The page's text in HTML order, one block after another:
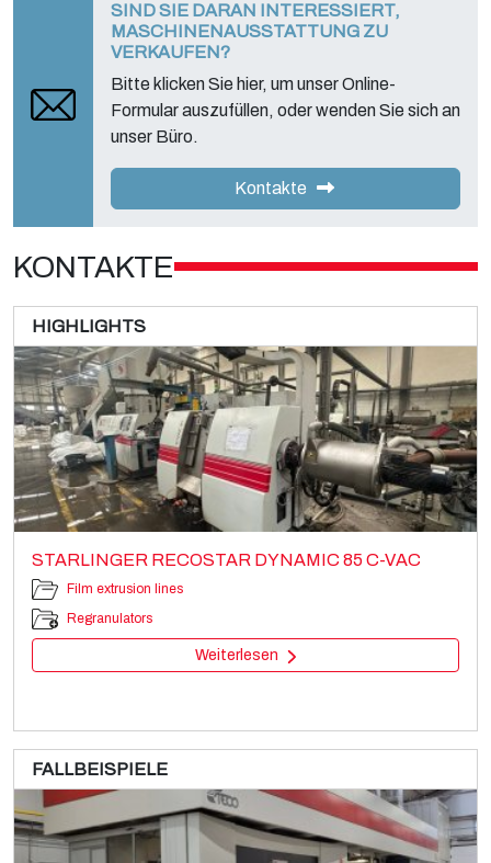
SIND SIE DARAN INTERESSIERT,
MASCHINENAUSSTATTUNG ZU
VERKAUFEN?
Bitte klicken Sie hier, um unser Online-
Formular auszufüllen, oder wenden Sie sich an
unser Büro.
Kontakte
KONTAKTE
HIGHLIGHTS
STARLINGER RECOSTAR DYNAMIC 85 C-VAC
Film extrusion lines
Regranulators
Weiterlesen
FALLBEISPIELE